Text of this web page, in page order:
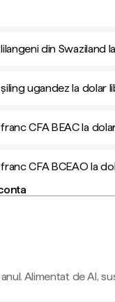
din Swaziland
ugandez la dolar
CFA BEAC la
CFA BCEAO la
Alimentat de AI,